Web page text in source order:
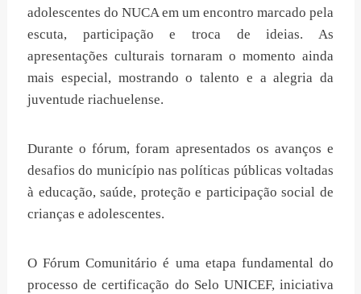
adolescentes do NUCA em um encontro marcado pela
escuta, participação e troca de ideias. As
apresentações culturais tornaram o momento ainda
mais especial, mostrando o talento e a alegria da
juventude riachuelense.
Durante o fórum, foram apresentados os avanços e
desafios do município nas políticas públicas voltadas
à educação, saúde, proteção e participação social de
crianças e adolescentes.
O Fórum Comunitário é uma etapa fundamental do
processo de certificação do Selo UNICEF, iniciativa